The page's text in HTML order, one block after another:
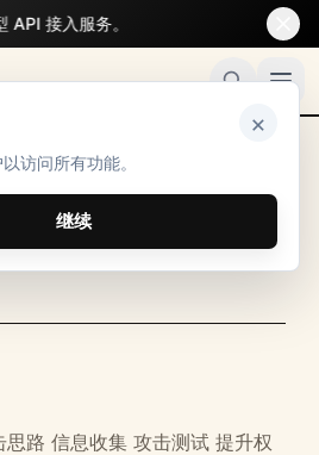
×
访问所有功能。
继续
接入服务。
思路 信息收集 攻击测试 提升权